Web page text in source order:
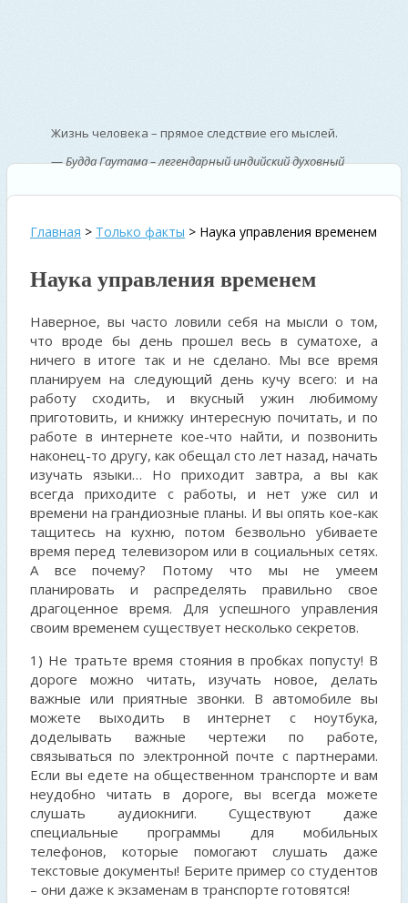
Жизнь человека – прямое следствие его мыслей.
—Будда Гаутама – легендарный индийский духовный
Главная > Только факты > Наука управления временем
Наука управления временем
Наверное, вы часто ловили себя на мысли о том,
что вроде бы день прошел весь в суматохе, а
ничего в итоге так и не сделано. Мы все время
планируем на следующий день кучу всего: и на
работу сходить, и вкусный ужин любимому
приготовить, и книжку интересную почитать, и по
работе в интернете кое-что найти, и позвонить
наконец-то другу, как обещал сто лет назад, начать
изучать языки… Но приходит завтра, а вы как
всегда приходите с работы, и нет уже сил и
времени на грандиозные планы. И вы опять кое-как
тащитесь на кухню, потом безвольно убиваете
время перед телевизором или в социальных сетях.
А все почему? Потому что мы не умеем
планировать и распределять правильно свое
драгоценное время. Для успешного управления
своим временем существует несколько секретов.
1) Не тратьте время стояния в пробках попусту! В
дороге можно читать, изучать новое, делать
важные или приятные звонки. В автомобиле вы
можете выходить в интернет с ноутбука,
доделывать важные чертежи по работе,
связываться по электронной почте с партнерами.
Если вы едете на общественном транспорте и вам
неудобно читать в дороге, вы всегда можете
слушать аудиокниги. Существуют даже
специальные программы для мобильных
телефонов, которые помогают слушать даже
текстовые документы! Берите пример со студентов
– они даже к экзаменам в транспорте готовятся!